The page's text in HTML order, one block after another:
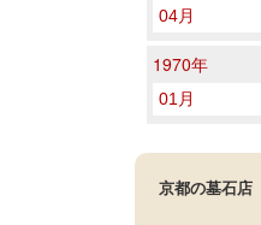
04月
1970年
01月
京都の墓石店